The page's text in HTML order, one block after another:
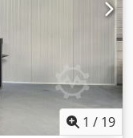
1 / 19